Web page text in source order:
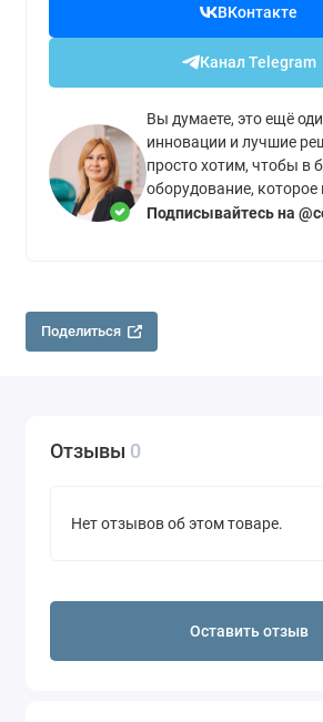
ВКонтакте
Канал Telegram
Вы думаете, это ещё
инновации и лучшие
просто хотим, чтобы в
оборудование, которое
Подписывайтесь на
Поделиться
Отзывы 0
Нет отзывов об этом товаре.
Оставить отзыв